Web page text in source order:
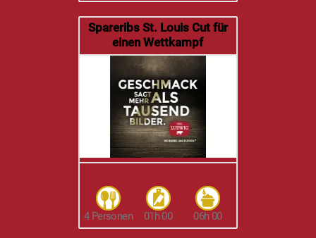
Spareribs St. Louis Cut für
einen Wettkampf
4 Personen 01h 00 06h 00